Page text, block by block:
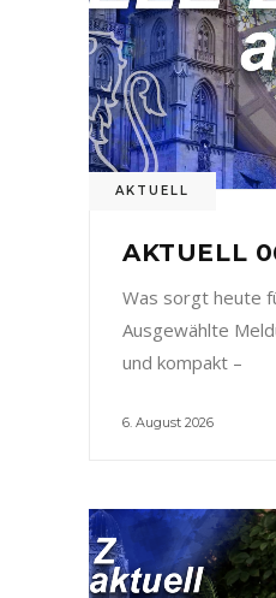
AKTUELL
AKTUELL
Was sorgt heute
Ausgewählte
und kompakt –
6. August 2026